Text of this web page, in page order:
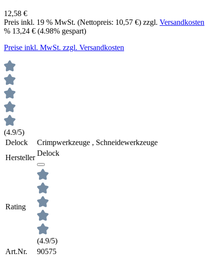
12,58 €
Preis inkl. 19 % MwSt. (Nettopreis: 10,57 €) zzgl. Versandkosten
% 13,24 € (4.98% gespart)
Preise inkl. MwSt. zzgl. Versandkosten
(4.9/5)
Delock
Crimpwerkzeuge , Schneidewerkzeuge
Hersteller
Delock
Rating
(4.9/5)
Art.Nr.
90575